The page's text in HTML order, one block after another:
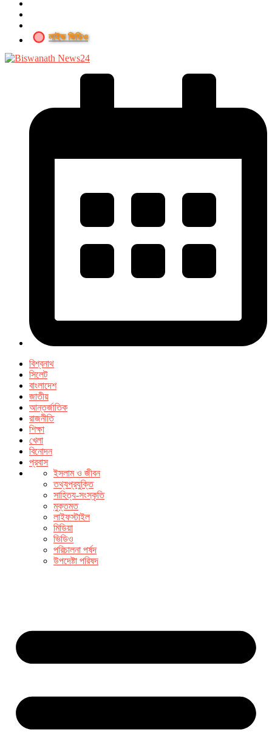
লাইভ ভিডিও
বিশ্বনাথ
সিলেট
বাংলাদেশ
জাতীয়
আন্তর্জাতিক
রাজনীতি
শিক্ষা
খেলা
বিনোদন
প্রবাস
ইসলাম ও জীবন
তথ্যপ্রযুক্তি
সাহিত্য-সংস্কৃতি
মুক্তমত
লাইফস্টাইল
মিডিয়া
ভিডিও
পরিচালনা পর্ষদ
উপদেষ্টা পরিষদ